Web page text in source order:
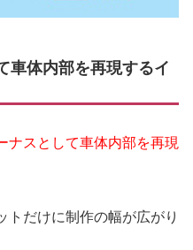
車体内部を再現するイ
ナスとして車体内部を再現
トだけに制作の幅が広がり